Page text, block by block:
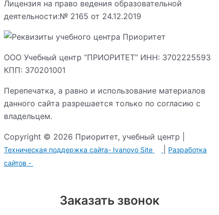
Лицензия на право ведения образовательной
деятельности:№ 2165 от 24.12.2019
ООО Учебный центр “ПРИОРИТЕТ” ИНН: 3702225593
КПП: 370201001
Перепечатка, а равно и использование материалов
данного сайта разрешается только по согласию с
владельцем.
Copyright © 2026 Приоритет, учебный центр |
Техническая поддержка сайта- Ivanovo Site
Разработка
сайтов -
Заказать звонок